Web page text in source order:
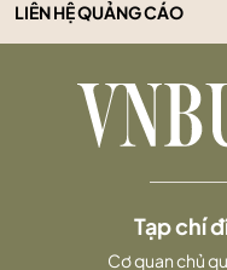
LIÊN HỆ QUẢNG CÁO
Tạp chí
Cơ quan chủ